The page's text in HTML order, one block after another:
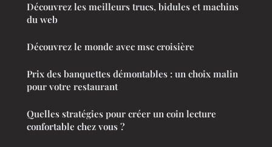
Découvrez les meilleurs trucs, bidules et machins
du web
Découvrez le monde avec msc croisière
Prix des banquettes démontables : un choix malin
pour votre restaurant
Quelles stratégies pour créer un coin lecture
confortable chez vous ?